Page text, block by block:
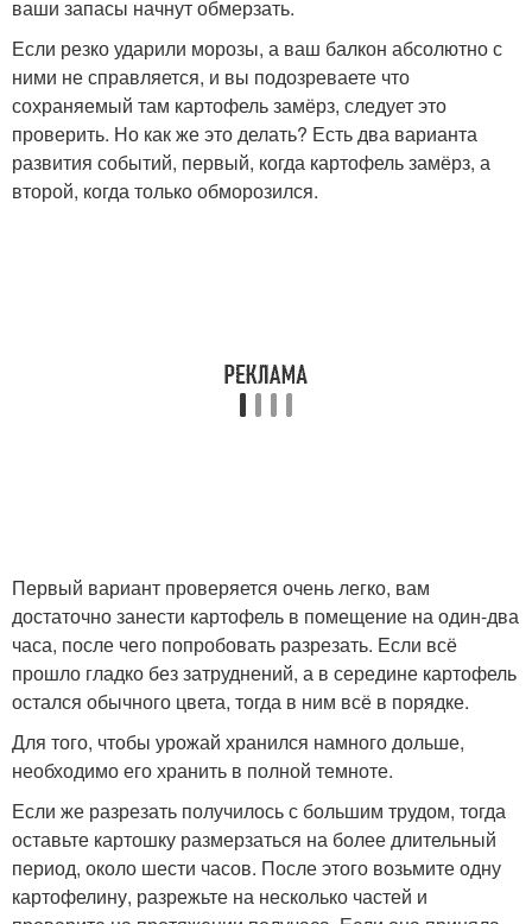
ваши запасы начнут обмерзать.
Если резко ударили морозы, а ваш балкон абсолютно с
ними не справляется, и вы подозреваете что
сохраняемый там картофель замёрз, следует это
проверить. Но как же это делать? Есть два варианта
развития событий, первый, когда картофель замёрз, а
второй, когда только обморозился.
Первый вариант проверяется очень легко, вам
достаточно занести картофель в помещение на один-два
часа, после чего попробовать разрезать. Если всё
прошло гладко без затруднений, а в середине картофель
остался обычного цвета, тогда в ним всё в порядке.
Для того, чтобы урожай хранился намного дольше,
необходимо его хранить в полной темноте.
Если же разрезать получилось с большим трудом, тогда
оставьте картошку размерзаться на более длительный
период, около шести часов. После этого возьмите одну
картофелину, разрежьте на несколько частей и